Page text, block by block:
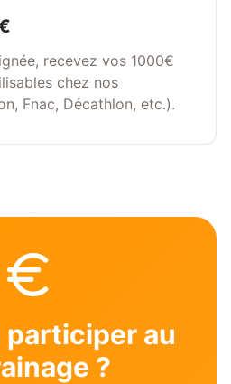
recevez vos 1000€
chez nos
Fnac, Décathlon, etc.).
participer au
?